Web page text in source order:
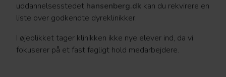
uddannelsesstedet hansenberg.dk kan du rekvirere en
liste over godkendte dyreklinikker.
I øjeblikket tager klinikken ikke nye elever ind, da vi
fokuserer på et fast fagligt hold medarbejdere.